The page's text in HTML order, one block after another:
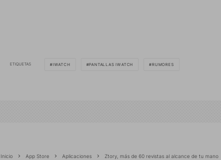
ETIQUETAS IWATCH PANTALLAS IWATCH RUMORES
Inicio App Store Aplicaciones Ztory, más de 60 revistas al alcance de tu mano